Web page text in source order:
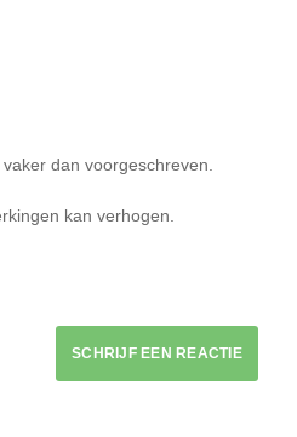
dan voorgeschreven.
kan verhogen.
SCHRIJF EEN REACTIE